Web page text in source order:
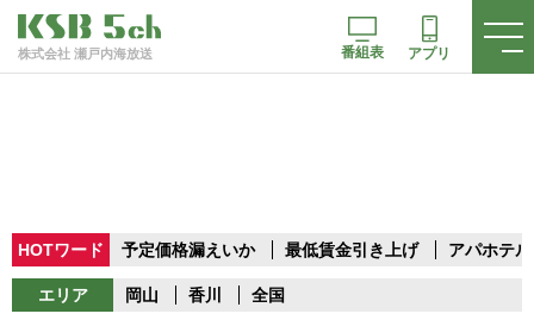
株式会社 瀬戸内海放送 番組表 アプリ
HOTワード 予定価格漏えいか 最低賃金引き上げ アパホテル
エリア 岡山 香川 全国